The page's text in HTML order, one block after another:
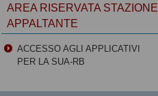
AREA RISERVATA STAZIONE
APPALTANTE
ACCESSO AGLI APPLICATIVI
PER LA SUA-RB